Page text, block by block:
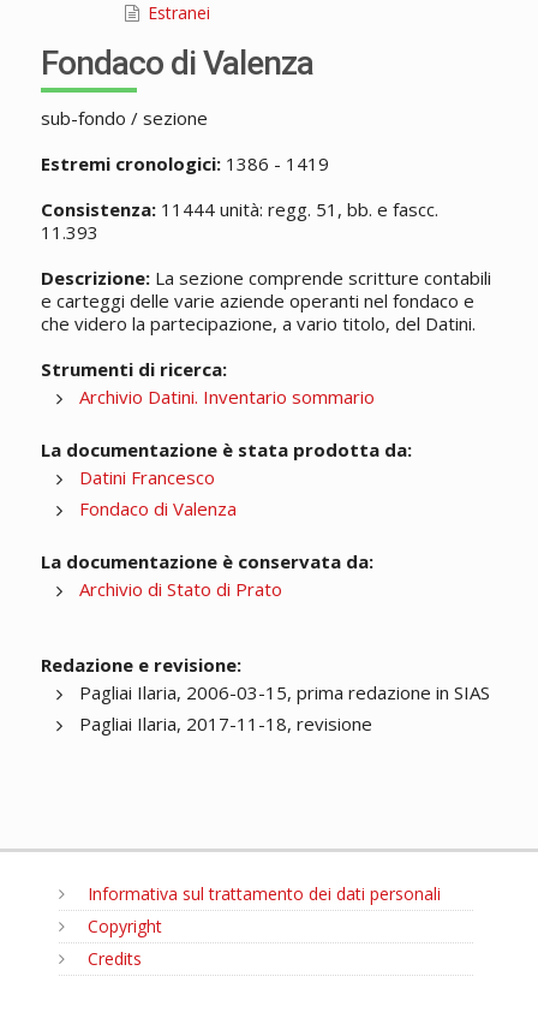
Estranei
Fondaco di Valenza
sub-fondo / sezione
Estremi cronologici:1386 - 1419
Consistenza:11444 unità: regg. 51, bb. e fascc.
11.393
Descrizione:La sezione comprende scritture contabili
e carteggi delle varie aziende operanti nel fondaco e
che videro la partecipazione, a vario titolo, del Datini.
Strumenti di ricerca:
Archivio Datini. Inventario sommario
La documentazione è stata prodotta da:
Datini Francesco
Fondaco di Valenza
La documentazione è conservata da:
Archivio di Stato di Prato
Redazione e revisione:
Pagliai Ilaria, 2006-03-15, prima redazione in SIAS
Pagliai Ilaria, 2017-11-18, revisione
Informativa sul trattamento dei dati personali
Copyright
Credits